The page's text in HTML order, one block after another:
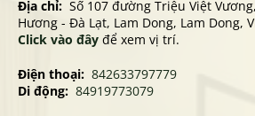
VỊ TRÍ
Địa chỉ: Số 107 đường Triệu Việt
Hương - Đà Lạt, Lam Dong, Lam Dong,
Click vào đây để xem vị trí.
Điện thoại: 842633797779
Di động: 84919773079